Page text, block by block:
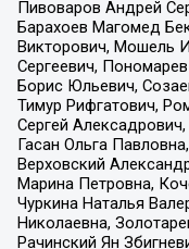
Пивоваров Андрей
Барахоев Магомед
Викторович, Мошель
Сергеевич,
Борис Юльевич,
Тимур Рифгатович,
Сергей
Гасан Ольга
Верховский
Марина Петровна,
Чуркина Наталья
Николаевна,
Рачинский Ян